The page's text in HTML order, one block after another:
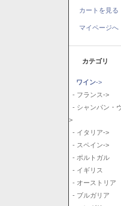
カートを見る
マイページへ
カテゴリ
ワイン->
- フランス->
- シャンパン・
>
- イタリア->
- スペイン->
- ポルトガル
- イギリス
- オーストリア
- ブルガリア